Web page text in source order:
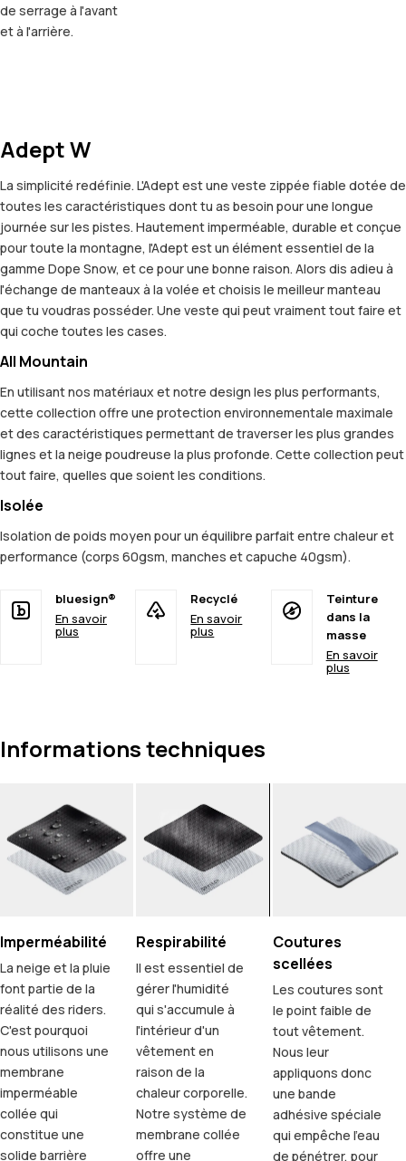
de serrage à l'avant
et à l'arrière.
Adept W
La simplicité redéfinie. L'Adept est une veste zippée fiable dotée de
toutes les caractéristiques dont tu as besoin pour une longue
journée sur les pistes. Hautement imperméable, durable et conçue
pour toute la montagne, l'Adept est un élément essentiel de la
gamme Dope Snow, et ce pour une bonne raison. Alors dis adieu à
l'échange de manteaux à la volée et choisis le meilleur manteau
que tu voudras posséder. Une veste qui peut vraiment tout faire et
qui coche toutes les cases.
All Mountain
En utilisant nos matériaux et notre design les plus performants,
cette collection offre une protection environnementale maximale
et des caractéristiques permettant de traverser les plus grandes
lignes et la neige poudreuse la plus profonde. Cette collection peut
tout faire, quelles que soient les conditions.
Isolée
Isolation de poids moyen pour un équilibre parfait entre chaleur et
performance (corps 60gsm, manches et capuche 40gsm).
bluesign®
En savoir
plus
Recyclé
En savoir
plus
Teinture
dans la
masse
En savoir
plus
Informations techniques
Imperméabilité
La neige et la pluie
font partie de la
réalité des riders.
C'est pourquoi
nous utilisons une
membrane
imperméable
collée qui
constitue une
solide barrière
Respirabilité
Il est essentiel de
gérer l'humidité
qui s'accumule à
l'intérieur d'un
vêtement en
raison de la
chaleur corporelle.
Notre système de
membrane collée
offre une
Coutures
scellées
Les coutures sont
le point faible de
tout vêtement.
Nous leur
appliquons donc
une bande
adhésive spéciale
qui empêche l'eau
de pénétrer, pour